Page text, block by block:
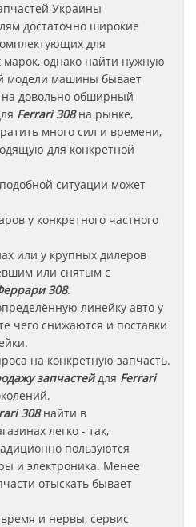
Украины
достаточно широкие
для
однако найти нужную
модели машины бывает
на довольно обширный
Ferrari 308на рынке,
много сил и времени,
для конкретной
ситуации может
у конкретного частного
или у крупных дилеров
или снятым с
308.
линейку авто у
чего снижаются и поставки
на конкретную запчасть.
запчастейдля Ferrari
308найти в
легко - так,
пользуются
и электроника. Менее
отыскать бывает
и нервы, сервис